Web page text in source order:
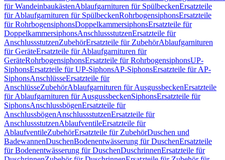
für WandeinbaukästenAblaufgarnituren für SpülbeckenErsatzteile
für Ablaufgarnituren für SpülbeckenRohrbogensiphonsErsatzteile
für RohrbogensiphonsDoppelkammersiphonsErsatzteile für
DoppelkammersiphonsAnschlussstutzenErsatzteile für
AnschlussstutzenZubehörErsatzteile für ZubehörAblaufgarnituren
für GeräteErsatzteile für Ablaufgarnituren für
GeräteRohrbogensiphonsErsatzteile für RohrbogensiphonsUP-
SiphonsErsatzteile für UP-SiphonsAP-SiphonsErsatzteile für AP-
SiphonsAnschlüsseErsatzteile für
AnschlüsseZubehörAblaufgarnituren für AusgussbeckenErsatzteile
für Ablaufgarnituren für AusgussbeckenSiphonsErsatzteile für
SiphonsAnschlussbögenErsatzteile für
AnschlussbögenAnschlussstutzenErsatzteile für
AnschlussstutzenAblaufventileErsatzteile für
AblaufventileZubehörErsatzteile für ZubehörDuschen und
BadewannenDuschenBodenentwässerung für DuschenErsatzteile
für Bodenentwässerung für DuschenDuschrinnenErsatzteile für